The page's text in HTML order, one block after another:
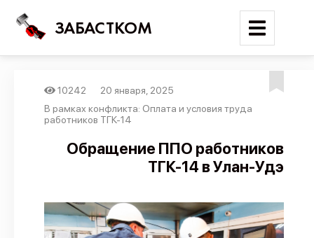
ЗАБАСТКОМ
Войти
Поиск
Новости
Трудовые конфликты
10242
20 января, 2025
В рамках конфликта: Оплата и условия труда
работников ТГК-14
Обращение ППО работников
ТГК-14 в Улан-Удэ